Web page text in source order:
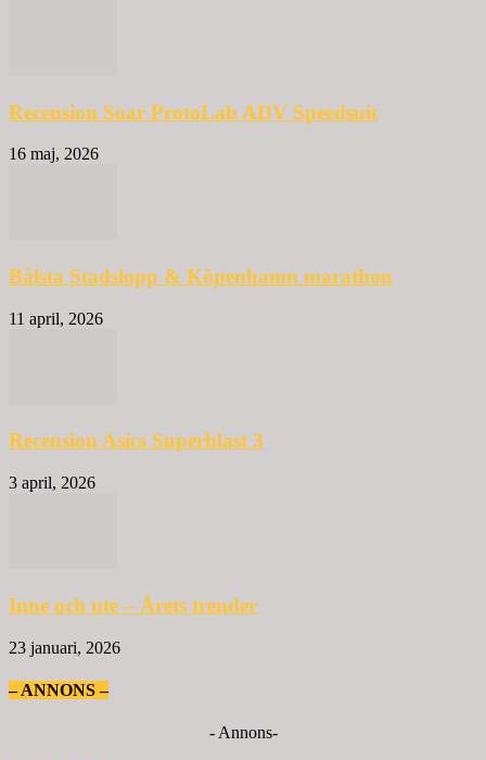
Recension Soar ProtoLab ADV Speedsuit
16 maj, 2026
Bålsta Stadslopp & Köpenhamn marathon
11 april, 2026
Recension Asics Superblast 3
3 april, 2026
Inne och ute – Årets trender
23 januari, 2026
– ANNONS –
- Annons-